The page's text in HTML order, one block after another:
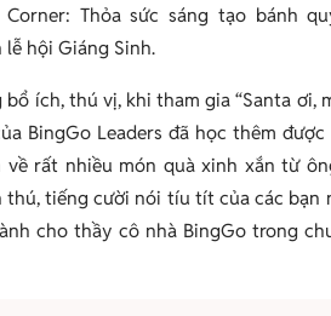
Thỏa sức sáng tạo bánh
hội Giáng Sinh.
ích, thú vị, khi tham gia “Santa ơi,
BingGo Leaders đã học thêm
về rất nhiều món quà xinh xắn từ
thú, tiếng cười nói tíu tít của các bạn
cho thầy cô nhà BingGo trong